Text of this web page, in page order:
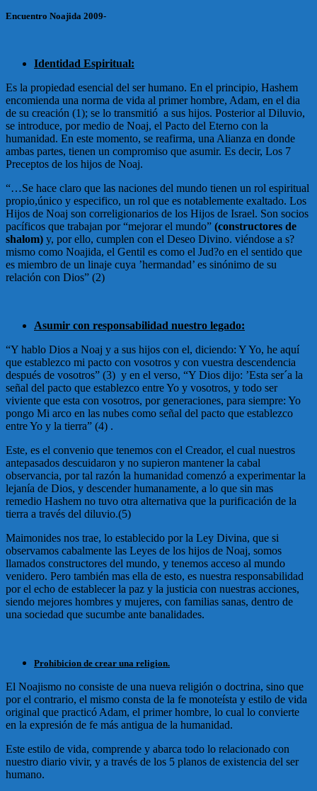
Encuentro Noajida 2009-
Identidad Espiritual:
Es la propiedad esencial del ser humano. En el principio, Hashem
encomienda una norma de vida al primer hombre, Adam, en el dia
de su creación (1); se lo transmitió a sus hijos. Posterior al Diluvio,
se introduce, por medio de Noaj, el Pacto del Eterno con la
humanidad. En este momento, se reafirma, una Alianza en donde
ambas partes, tienen un compromiso que asumir. Es decir, Los 7
Preceptos de los hijos de Noaj.
“…Se hace claro que las naciones del mundo tienen un rol espiritual
propio,único y especifico, un rol que es notablemente exaltado. Los
Hijos de Noaj son correligionarios de los Hijos de Israel. Son socios
pacíficos que trabajan por “mejorar el mundo” (constructores de
shalom) y, por ello, cumplen con el Deseo Divino. viéndose a s?
mismo como Noajida, el Gentil es como el Jud?o en el sentido que
es miembro de un linaje cuya ’hermandad’ es sinónimo de su
relación con Dios” (2)
Asumir con responsabilidad nuestro legado:
“Y hablo Dios a Noaj y a sus hijos con el, diciendo: Y Yo, he aquí
que establezco mi pacto con vosotros y con vuestra descendencia
después de vosotros” (3) y en el verso, “Y Dios dijo: ’Esta ser´a la
señal del pacto que establezco entre Yo y vosotros, y todo ser
viviente que esta con vosotros, por generaciones, para siempre: Yo
pongo Mi arco en las nubes como señal del pacto que establezco
entre Yo y la tierra” (4) .
Este, es el convenio que tenemos con el Creador, el cual nuestros
antepasados descuidaron y no supieron mantener la cabal
observancia, por tal razón la humanidad comenzó a experimentar la
lejanía de Dios, y descender humanamente, a lo que sin mas
remedio Hashem no tuvo otra alternativa que la purificación de la
tierra a través del diluvio.(5)
Maimonides nos trae, lo establecido por la Ley Divina, que si
observamos cabalmente las Leyes de los hijos de Noaj, somos
llamados constructores del mundo, y tenemos acceso al mundo
venidero. Pero también mas ella de esto, es nuestra responsabilidad
por el echo de establecer la paz y la justicia con nuestras acciones,
siendo mejores hombres y mujeres, con familias sanas, dentro de
una sociedad que sucumbe ante banalidades.
Prohibicion de crear una religion.
El Noajismo no consiste de una nueva religión o doctrina, sino que
por el contrario, el mismo consta de la fe monoteísta y estilo de vida
original que practicó Adam, el primer hombre, lo cual lo convierte
en la expresión de fe más antigua de la humanidad.
Este estilo de vida, comprende y abarca todo lo relacionado con
nuestro diario vivir, y a través de los 5 planos de existencia del ser
humano.